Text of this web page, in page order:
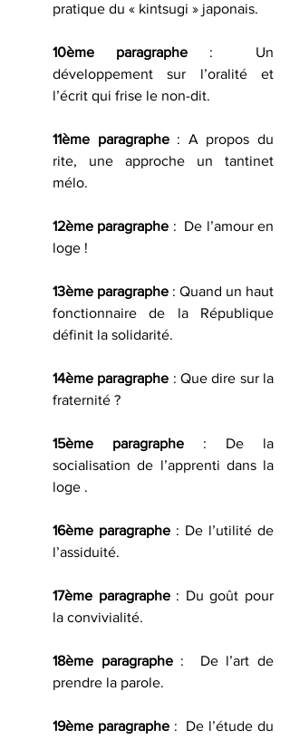
pratique du « kintsugi » japonais.
10ème paragraphe :  Un
développement sur l’oralité et
l’écrit qui frise le non-dit.
11ème paragraphe : A propos du
rite, une approche un tantinet
mélo.
12ème paragraphe :  De l’amour en
loge !
13ème paragraphe : Quand un haut
fonctionnaire de la République
définit la solidarité.
14ème paragraphe : Que dire sur la
fraternité ?
15ème paragraphe : De la
socialisation de l’apprenti dans la
loge .
16ème paragraphe : De l’utilité de
l’assiduité.
17ème paragraphe : Du goût pour
la convivialité.
18ème paragraphe :  De l’art de
prendre la parole.
19ème paragraphe :  De l’étude du